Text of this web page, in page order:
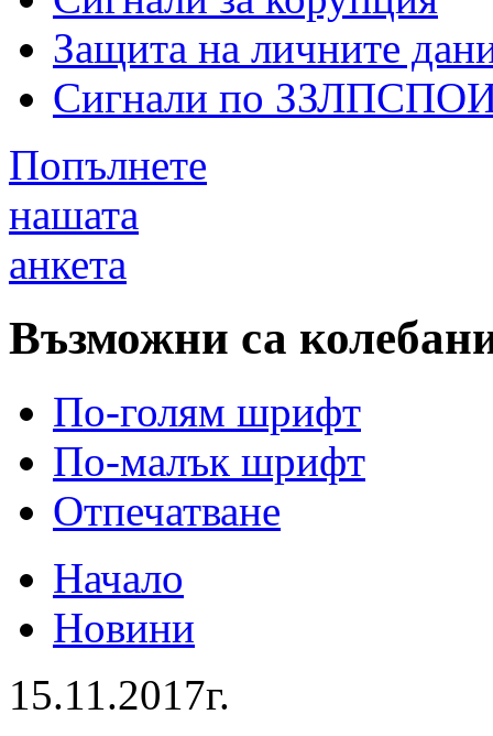
Защита на личните
Сигнали по
Попълнете
нашата
анкета
Възможни са
По-голям шрифт
По-малък шрифт
Отпечатване
Начало
Новини
15.11.2017г.